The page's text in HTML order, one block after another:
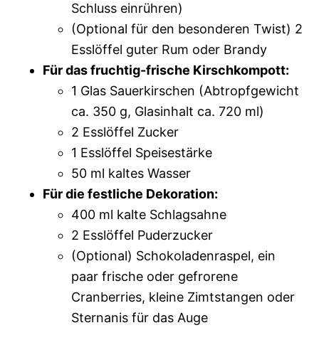
Schluss einrühren)
(Optional für den besonderen Twist) 2
Esslöffel guter Rum oder Brandy
Für das fruchtig-frische Kirschkompott:
1 Glas Sauerkirschen (Abtropfgewicht
ca. 350 g, Glasinhalt ca. 720 ml)
2 Esslöffel Zucker
1 Esslöffel Speisestärke
50 ml kaltes Wasser
Für die festliche Dekoration:
400 ml kalte Schlagsahne
2 Esslöffel Puderzucker
(Optional) Schokoladenraspel, ein
paar frische oder gefrorene
Cranberries, kleine Zimtstangen oder
Sternanis für das Auge